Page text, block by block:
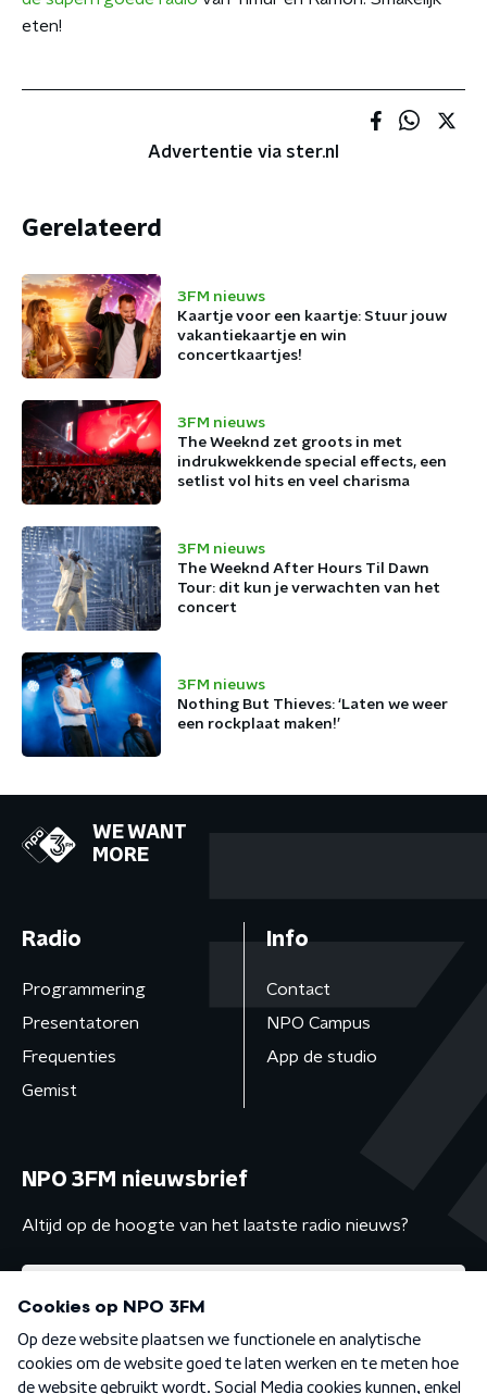
eten!
Advertentie via ster.nl
Gerelateerd
3FM nieuws
Kaartje voor een kaartje: Stuur jouw
vakantiekaartje en win
concertkaartjes!
3FM nieuws
The Weeknd zet groots in met
indrukwekkende special effects, een
setlist vol hits en veel charisma
3FM nieuws
The Weeknd After Hours Til Dawn
Tour: dit kun je verwachten van het
concert
3FM nieuws
Nothing But Thieves: ‘Laten we weer
een rockplaat maken!’
WE WANT
MORE
Radio
Programmering
Presentatoren
Frequenties
Gemist
Info
Contact
NPO Campus
App de studio
NPO 3FM nieuwsbrief
Altijd op de hoogte van het laatste radio nieuws?